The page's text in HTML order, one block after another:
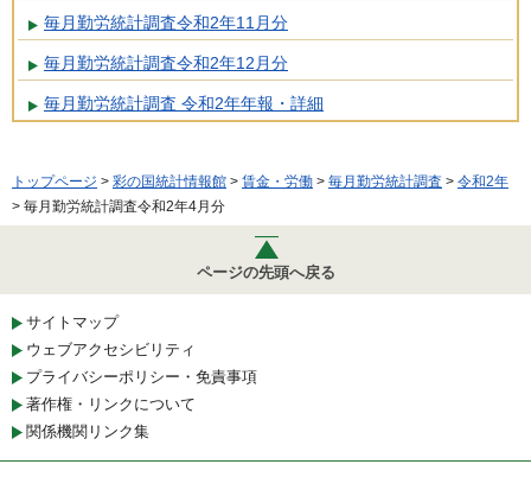
毎月勤労統計調査令和2年11月分
毎月勤労統計調査令和2年12月分
毎月勤労統計調査 令和2年年報・詳細
トップページ > 彩の国統計情報館 > 賃金・労働 > 毎月勤労統計調査 > 令和2年
> 毎月勤労統計調査令和2年4月分
ページの先頭へ戻る
サイトマップ
ウェブアクセシビリティ
プライバシーポリシー・免責事項
著作権・リンクについて
関係機関リンク集